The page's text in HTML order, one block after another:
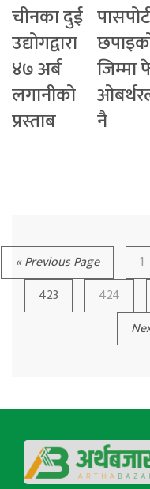
चीनका दुई
उद्योगद्वारा
४७ अर्ब
लगानीको
प्रस्ताब
पासपोर्ट
जिम्मा
नै
« Previous Page 1
423
424